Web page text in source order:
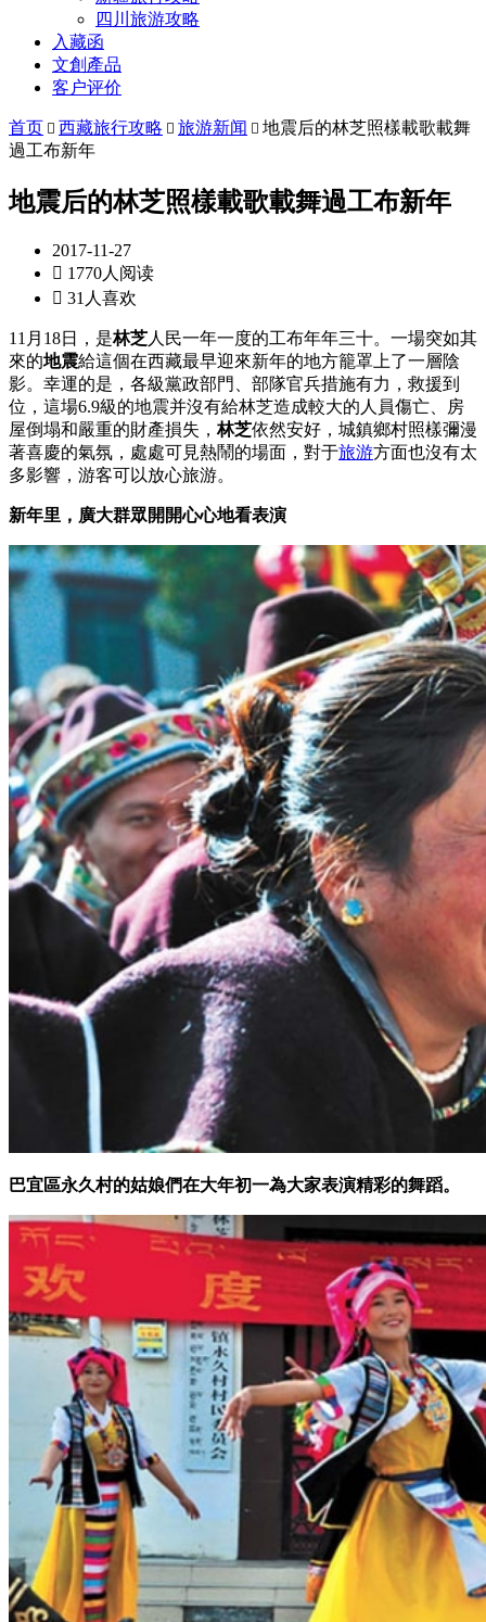
四川旅游攻略
入藏函
文創產品
客户评价
首页  西藏旅行攻略  旅游新闻  地震后的林芝照樣載歌載舞
過工布新年
地震后的林芝照樣載歌載舞過工布新年
2017-11-27
 1770人阅读
 31人喜欢
11月18日，是林芝人民一年一度的工布年年三十。一場突如其
來的地震給這個在西藏最早迎來新年的地方籠罩上了一層陰
影。幸運的是，各級黨政部門、部隊官兵措施有力，救援到
位，這場6.9級的地震并沒有給林芝造成較大的人員傷亡、房
屋倒塌和嚴重的財產損失，林芝依然安好，城鎮鄉村照樣彌漫
著喜慶的氣氛，處處可見熱鬧的場面，對于旅游方面也沒有太
多影響，游客可以放心旅游。
新年里，廣大群眾開開心心地看表演
巴宜區永久村的姑娘們在大年初一為大家表演精彩的舞蹈。